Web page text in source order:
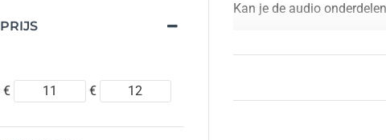
PRIJS
€ €
Kan je de audio